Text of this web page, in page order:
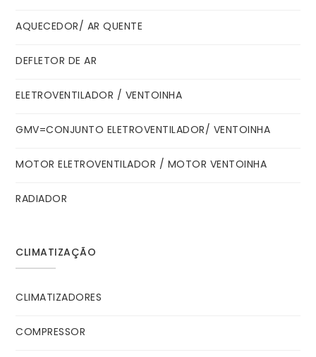
AQUECEDOR/ AR QUENTE
DEFLETOR DE AR
ELETROVENTILADOR / VENTOINHA
GMV=CONJUNTO ELETROVENTILADOR/ VENTOINHA
MOTOR ELETROVENTILADOR / MOTOR VENTOINHA
RADIADOR
CLIMATIZAÇÃO
CLIMATIZADORES
COMPRESSOR